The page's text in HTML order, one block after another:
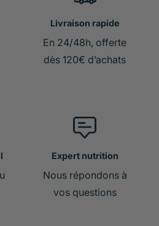
Livraison rapide
En 24/48h, offerte
dès 120€ d’achats
Expert nutrition
Nous répondons à
vos questions